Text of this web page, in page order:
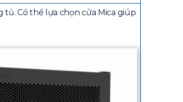
Có thể lựa chọn cửa Mica giúp